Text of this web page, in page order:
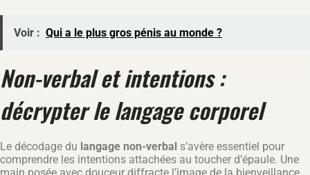
Voir : Qui a le plus gros pénis au monde ?
Non-verbal et intentions :
décrypter le langage corporel
Le décodage du langage non-verbal s’avère essentiel pour
comprendre les intentions attachées au toucher d’épaule. Une
main posée avec douceur diffracte l’image de la bienveillance.